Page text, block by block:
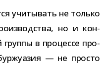
учи­ты­вать не только
но и кон­
в про­цессе про­
— не про­сто